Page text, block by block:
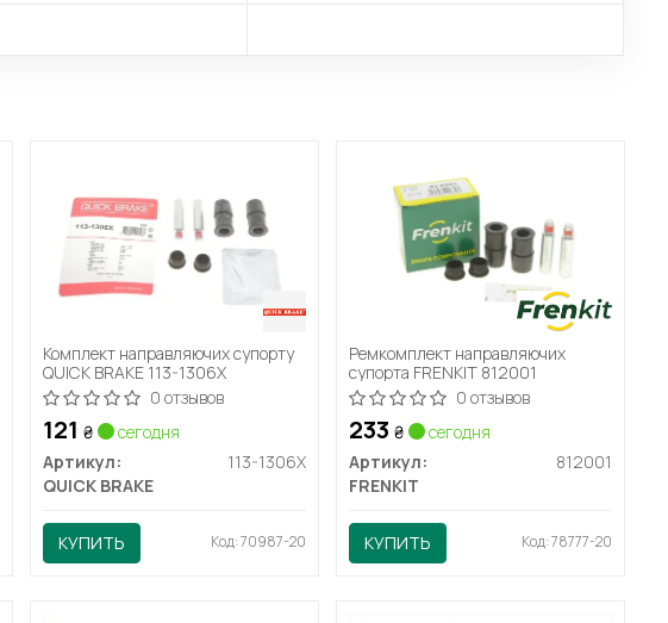
Комплект направляючих супорту
QUICK BRAKE 113-1306X
0 отзывов
121 ₴
сегодня
Артикул:
113-1306X
QUICK BRAKE
КУПИТЬ Код: 70987-20
Ремкомплект направляючих
супорта FRENKIT 812001
0 отзывов
233 ₴
сегодня
Артикул:
812001
FRENKIT
КУПИТЬ Код: 78777-20